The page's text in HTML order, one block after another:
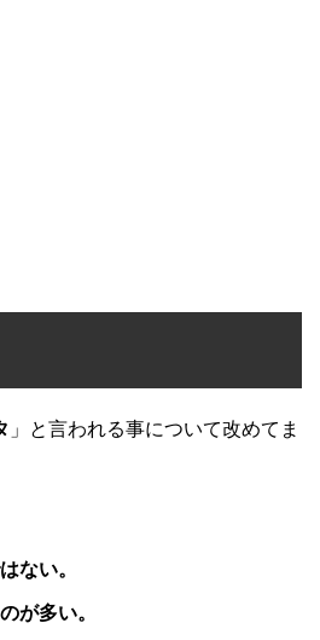
」と言われる事について改めてま
ない。
が多い。